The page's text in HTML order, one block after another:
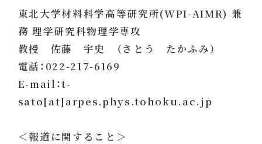
東北大学材料科学高等研究所(WPI-AIMR) 兼
務 理学研究科物理学専攻
教授 佐藤 宇史 （さとう たかふみ）
電話：022-217-6169
E-mail：t-
sato[at]arpes.phys.tohoku.ac.jp
＜報道に関すること＞